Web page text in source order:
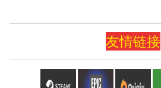
友情链接